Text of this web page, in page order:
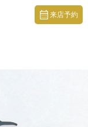
来店予約